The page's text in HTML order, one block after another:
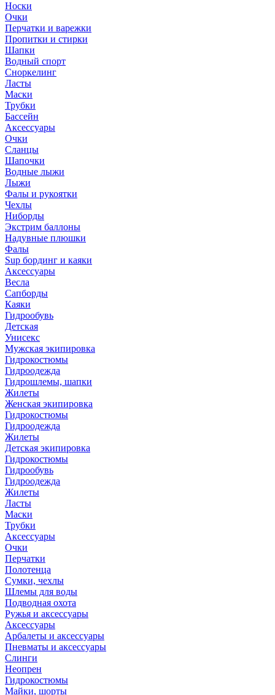
Носки
Очки
Перчатки и варежки
Пропитки и стирки
Шапки
Водный спорт
Сноркелинг
Ласты
Маски
Трубки
Бассейн
Аксессуары
Очки
Сланцы
Шапочки
Водные лыжи
Лыжи
Фалы и рукоятки
Чехлы
Ниборды
Экстрим баллоны
Надувные плюшки
Фалы
Sup бординг и каяки
Аксессуары
Весла
Сапборды
Каяки
Гидрообувь
Детская
Унисекс
Мужская экипировка
Гидрокостюмы
Гидроодежда
Гидрошлемы, шапки
Жилеты
Женская экипировка
Гидрокостюмы
Гидроодежда
Жилеты
Детская экипировка
Гидрокостюмы
Гидрообувь
Гидроодежда
Жилеты
Ласты
Маски
Трубки
Аксессуары
Очки
Перчатки
Полотенца
Сумки, чехлы
Шлемы для воды
Подводная охота
Ружья и аксессуары
Аксессуары
Арбалеты и аксессуары
Пневматы и аксессуары
Слинги
Неопрен
Гидрокостюмы
Майки, шорты